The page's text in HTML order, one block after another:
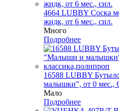
4664 LUBBY Соска
жидк, от 6 мес., сил.
Много
Подробнее
16588 LUBBY
малышки", от 0 мес.,
Мало
Подробнее